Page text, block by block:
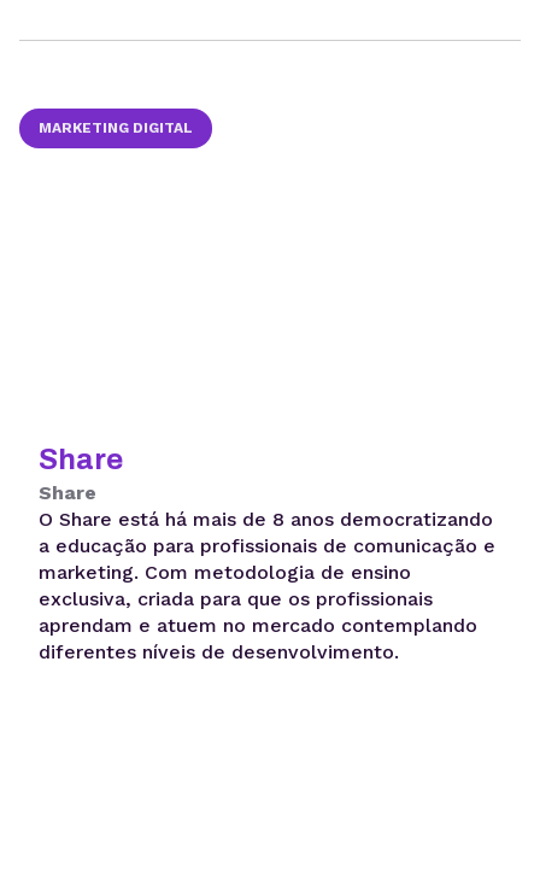
MARKETING DIGITAL
Share
Share
O Share está há mais de 8 anos democratizando
a educação para profissionais de comunicação e
marketing. Com metodologia de ensino
exclusiva, criada para que os profissionais
aprendam e atuem no mercado contemplando
diferentes níveis de desenvolvimento.